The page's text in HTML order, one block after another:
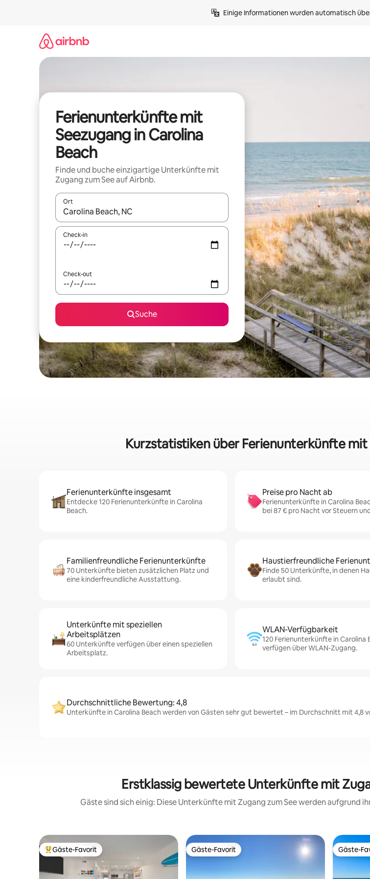
Einige Informationen wurden automatisch
Ferienunterkünfte mit
Seezugang in Carolina
Beach
Finde und buche einzigartige Unterkünfte mit
Zugang zum See auf Airbnb.
Ort
Wenn Ergebnisse verfügbar sind, navigiere mit den Pfeiltasten nach oben und unten oder
Check-in
Check-out
Suche
Kurzstatistiken über Ferienunterkünfte mit
Ferienunterkünfte insgesamt
Entdecke 120 Ferienunterkünfte in Carolina
Beach.
Preise pro Nacht ab
Ferienunterkünfte in Carolina
bei 87 € pro Nacht vor Steuern
Familienfreundliche Ferienunterkünfte
70 Unterkünfte bieten zusätzlichen Platz und
eine kinderfreundliche Ausstattung.
Haustierfreundliche
Finde 50 Unterkünfte, in denen
erlaubt sind.
Unterkünfte mit speziellen
Arbeitsplätzen
60 Unterkünfte verfügen über einen speziellen
Arbeitsplatz.
WLAN-Verfügbarkeit
120 Ferienunterkünfte in Carolina
verfügen über WLAN-Zugang.
Durchschnittliche Bewertung: 4,8
Unterkünfte in Carolina Beach werden von Gästen sehr gut bewertet – im Durchschnitt mit 4,8
Erstklassig bewertete Unterkünfte mit
Gäste sind sich einig: Diese Unterkünfte mit Zugang zum See werden aufgrund
Beliebter Gäste-Favorit.
Gäste-Favorit Gäste-Favorit
Gäste-Favorit Gäste-
Gäste-